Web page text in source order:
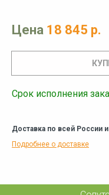
Цена 18 845 р.
Срок исполнения
Доставка по всей России
Подробнее о доставке